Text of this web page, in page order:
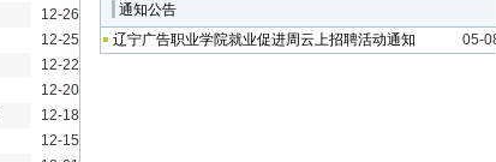
12-26
12-25
12-22
12-20
12-18
12-15
通知公告
辽宁广告职业学院就业促进周云上招聘活动通知
05-